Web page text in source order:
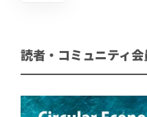
読者・コミュニティ会